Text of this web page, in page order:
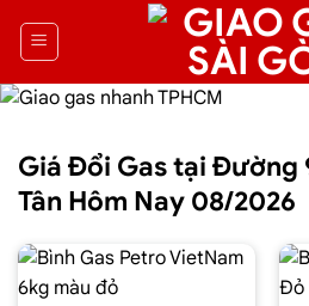
Giá Đổi Gas tại Đường
Tân Hôm Nay 08/2026